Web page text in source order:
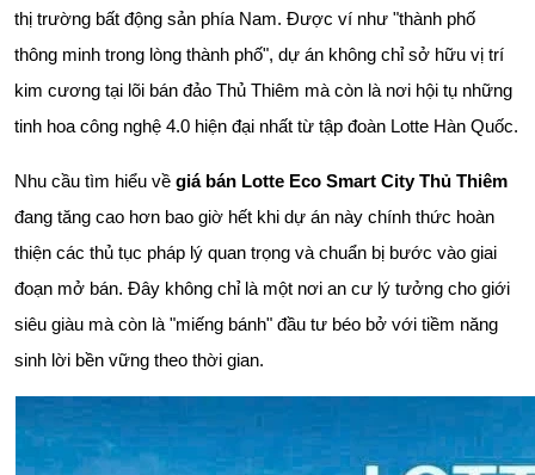
thị trường bất động sản phía Nam. Được ví như "thành phố
thông minh trong lòng thành phố", dự án không chỉ sở hữu vị trí
kim cương tại lõi bán đảo Thủ Thiêm mà còn là nơi hội tụ những
tinh hoa công nghệ 4.0 hiện đại nhất từ tập đoàn Lotte Hàn Quốc.
Nhu cầu tìm hiểu về giá bán Lotte Eco Smart City Thủ Thiêm
đang tăng cao hơn bao giờ hết khi dự án này chính thức hoàn
thiện các thủ tục pháp lý quan trọng và chuẩn bị bước vào giai
đoạn mở bán. Đây không chỉ là một nơi an cư lý tưởng cho giới
siêu giàu mà còn là "miếng bánh" đầu tư béo bở với tiềm năng
sinh lời bền vững theo thời gian.